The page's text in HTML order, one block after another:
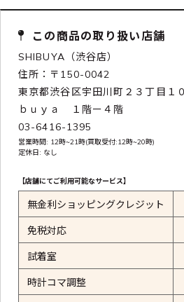
この商品の取り扱い店舗
SHIBUYA（渋谷店）
住所：〒150-0042
東京都渋谷区宇田川町２３丁目１
ｂｕｙａ １階ー４階
03-6416-1395
営業時間: 12時~21時(買取受付:12時~20時)
定休日: なし
【店舗にてご利用可能なサービス】
無金利ショッピングクレジット
免税対応
試着室
時計コマ調整